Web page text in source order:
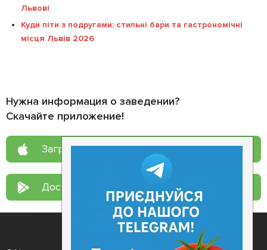
Львові
Куди піти з подругами: стильні бари та гастрономічні
місця Львів 2026
Нужна информация о заведении?
Скачайте приложение!
Загрузите в App Store
Доступно в Google Play